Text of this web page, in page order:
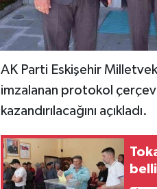
AK Parti Eskişehir
imzalanan protokol
kazandırılacağını açıkladı.